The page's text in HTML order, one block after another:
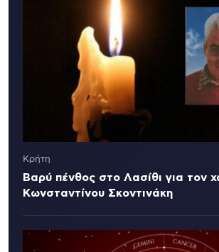
Κρήτη
Βαρύ πένθος στο Λασίθι για τον
Κωνσταντίνου Σκοντινάκη